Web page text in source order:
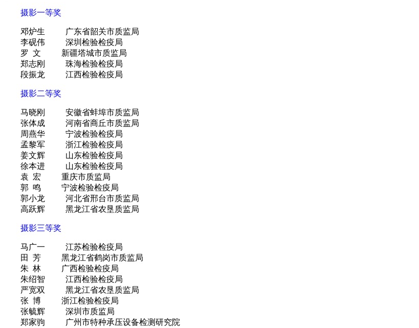
摄影一等奖
邓炉生 广东省韶关市质监局
李砚伟 深圳检验检疫局
罗 文 新疆塔城市质监局
郑志刚 珠海检验检疫局
段振龙 江西检验检疫局
摄影二等奖
马晓刚 安徽省蚌埠市质监局
张体成 河南省商丘市质监局
周燕华 宁波检验检疫局
孟黎军 浙江检验检疫局
姜文辉 山东检验检疫局
徐本进 山东检验检疫局
袁 宏 重庆市质监局
郭 鸣 宁波检验检疫局
郭小龙 河北省邢台市质监局
高跃辉 黑龙江省农垦质监局
摄影三等奖
马广一 江苏检验检疫局
田 芳 黑龙江省鹤岗市质监局
朱 林 广西检验检疫局
朱绍智 江西检验检疫局
严宽双 黑龙江省农垦质监局
张 博 浙江检验检疫局
张毓辉 深圳市质监局
郑家驹 广州市特种承压设备检测研究院